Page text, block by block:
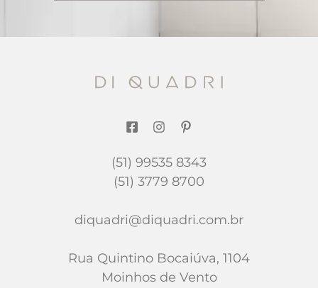
(51) 99535 8343
(51) 3779 8700
diquadri@diquadri.com.br
Rua Quintino Bocaiúva, 1104
Moinhos de Vento